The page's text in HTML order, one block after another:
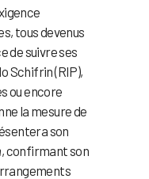
tous devenus
de suivre ses
Schifrin (RIP),
ou encore
la mesure de
son
, confirmant son